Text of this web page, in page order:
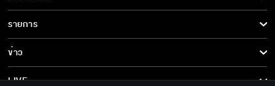
ละคร/ซีรีส์
ซีรีส์นานาชาติ
การ์ตูน & เกม
รายการ
รายการทั้งหมด
ข่าว
ข่าวทั้งหมด
LIVE